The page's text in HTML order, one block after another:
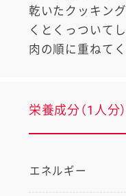
乾いたクッキン
くとくっついて
肉の順に重ねてく
栄養成分（1人分）
エネルギー